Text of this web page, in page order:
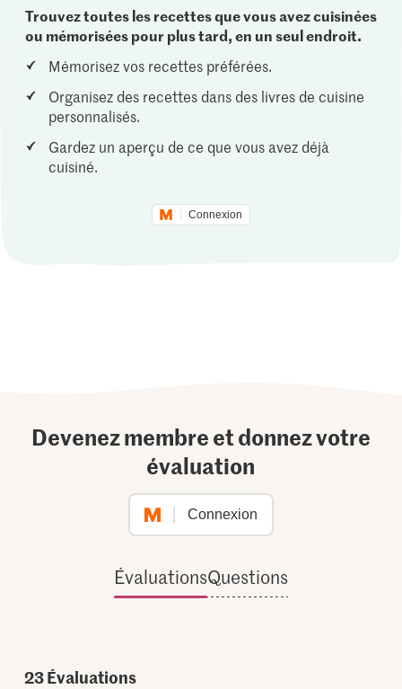
Trouvez toutes les recettes que vous avez cuisinées
ou mémorisées pour plus tard, en un seul endroit.
Mémorisez vos recettes préférées.
Organisez des recettes dans des livres de cuisine
personnalisés.
Gardez un aperçu de ce que vous avez déjà
cuisiné.
Connexion
Devenez membre et donnez votre
évaluation
Connexion
ÉvaluationsQuestions
23Évaluations